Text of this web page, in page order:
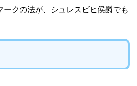
ークの法が、シュレスビヒ侯爵でも